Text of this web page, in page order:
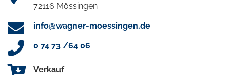
72116 Mössingen
info@wagner-moessingen.de
0 74 73 /64 06
Verkauf